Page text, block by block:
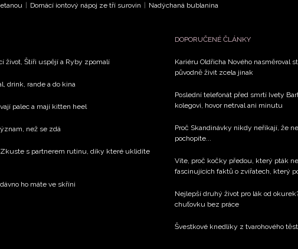
Domácí iontový nápoj ze tří surovin Nadýchaná bublanina
život, Štíři uspějí a Ryby zpomalí
drink, rande a do kina
palec a mají kitten heel
než se zdá
Zkuste s partnerem rutinu, díky které uklidíte
ho máte ve skříni
DOPORUČENÉ ČLÁNKY
Kariéru Oldřicha Nového nasměroval
původně živit zcela jinak
Poslední telefonát před smrtí Ivety
kolegovi, hovor netrval ani minutu
Proč Skandinávky nikdy neříkají, že
pochopíte...
Víte, proč kočky předou, který pták
fascinujících faktů o zvířatech, který
Nejlepší druhý život pro lák od
chuťovku bez práce
Švestkové knedlíky z tvarohového